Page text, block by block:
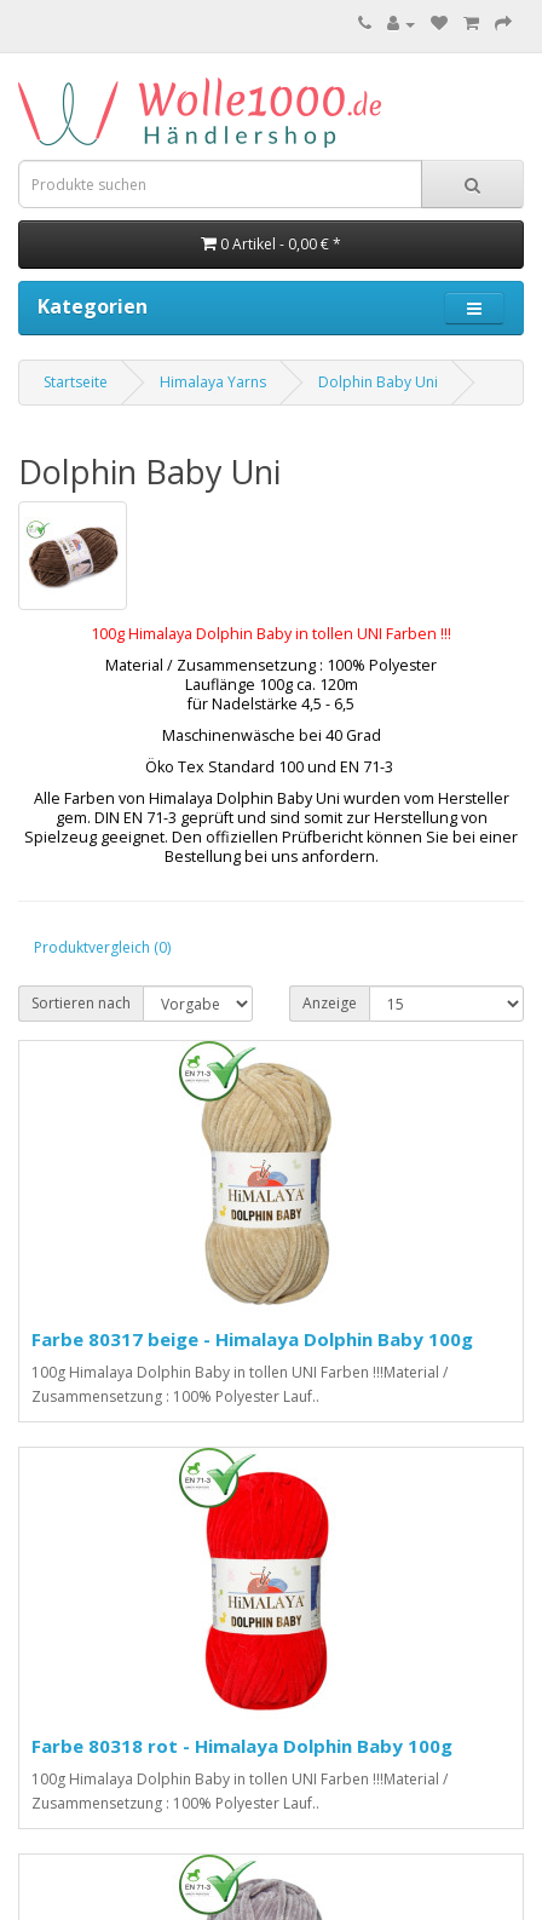
0 Artikel - 0,00 € *
Kategorien
Startseite Himalaya Yarns Dolphin Baby Uni
Dolphin Baby Uni
100g Himalaya Dolphin Baby in tollen UNI Farben !!!
Material / Zusammensetzung : 100% Polyester
Lauflänge 100g ca. 120m
für Nadelstärke 4,5 - 6,5
Maschinenwäsche bei 40 Grad
Öko Tex Standard 100 und EN 71-3
Alle Farben von Himalaya Dolphin Baby Uni wurden vom Hersteller
gem. DIN EN 71-3 geprüft und sind somit zur Herstellung von
Spielzeug geeignet. Den offiziellen Prüfbericht können Sie bei einer
Bestellung bei uns anfordern.
Produktvergleich (0)
Sortieren nach Anzeige
Farbe 80317 beige - Himalaya Dolphin Baby 100g
100g Himalaya Dolphin Baby in tollen UNI Farben !!!Material /
Zusammensetzung : 100% Polyester Lauf..
Farbe 80318 rot - Himalaya Dolphin Baby 100g
100g Himalaya Dolphin Baby in tollen UNI Farben !!!Material /
Zusammensetzung : 100% Polyester Lauf..